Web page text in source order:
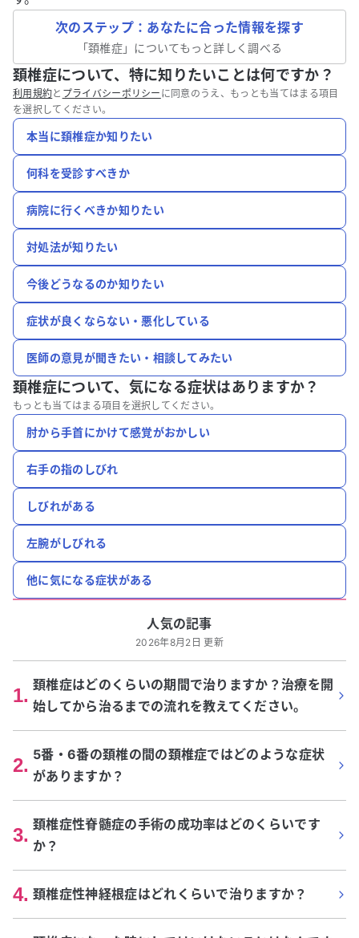
次のステップ：あなたに合った情報を探す
「頚椎症」についてもっと詳しく調べる
頚椎症について、特に知りたいことは何ですか？
利用規約と プライバシーポリシー に同意のうえ、もっとも当てはまる項目
を選択してください。
本当に頚椎症か知りたい
何科を受診すべきか
病院に行くべきか知りたい
対処法が知りたい
今後どうなるのか知りたい
症状が良くならない・悪化している
医師の意見が聞きたい・相談してみたい
頚椎症について、 気になる症状はありますか？
もっとも当てはまる項目を選択してください。
肘から手首にかけて感覚がおかしい
右手の指のしびれ
しびれがある
左腕がしびれる
他に気になる症状がある
人気の記事
2026年8月2日 更新
1. 頚椎症はどのくらいの期間で治りますか？治療を開
始してから治るまでの流れを教えてください。
2. 5番・6番の頚椎の間の頚椎症ではどのような症状
がありますか？
3. 頚椎症性脊髄症の手術の成功率はどのくらいです
か？
4. 頚椎症性神経根症はどれくらいで治りますか？